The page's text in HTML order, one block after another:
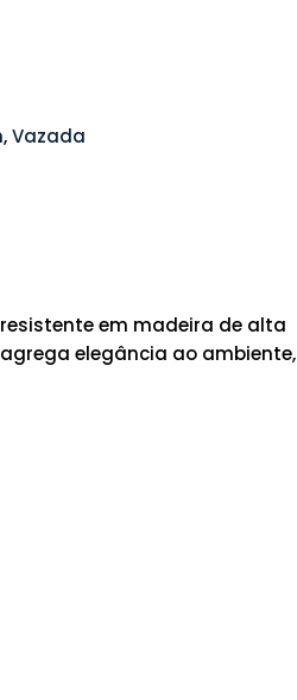
,Vazada
em madeira de alta
elegância ao ambiente,